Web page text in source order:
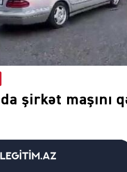
şirkət maşını